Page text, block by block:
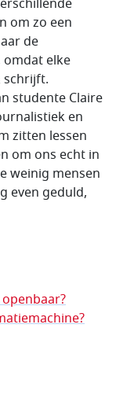
om zo een
de
omdat elke
schrijft.
studente Claire
en
zitten lessen
om ons echt in
weinig mensen
even geduld,